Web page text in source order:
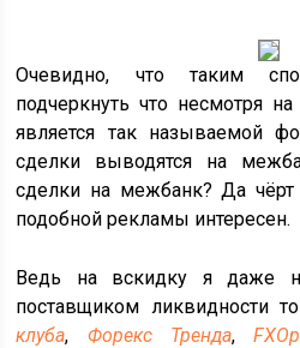
Очевидно, что таким
подчеркнуть что несмотря
является так называемой
сделки выводятся на
сделки на межбанк? Да
подобной рекламы интересен.
Ведь на вскидку я даже
поставщиком ликвидности
клуба, Форекс Тренда,